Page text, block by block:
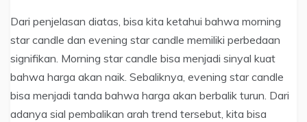
Dari penjelasan diatas, bisa kita ketahui bahwa morning
star candle dan evening star candle memiliki perbedaan
signifikan. Morning star candle bisa menjadi sinyal kuat
bahwa harga akan naik. Sebaliknya, evening star candle
bisa menjadi tanda bahwa harga akan berbalik turun. Dari
adanya sial pembalikan arah trend tersebut, kita bisa